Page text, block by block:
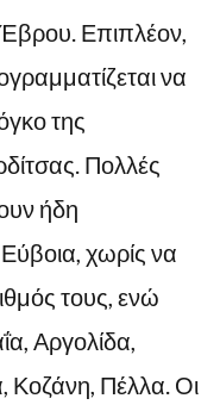
Έβρου. Επιπλέον,
να
της
Πολλές
ήδη
χωρίς να
τους, ενώ
Αργολίδα,
Κοζάνη, Πέλλα. Οι